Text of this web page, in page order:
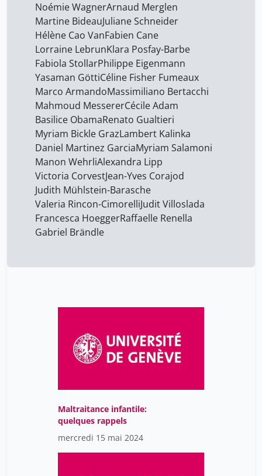
Noémie WagnerArnaud Merglen
Martine BideauJuliane Schneider
Hélène Cao VanFabien Cane
Lorraine LebrunKlara Posfay-Barbe
Fabiola StollarPhilippe Eigenmann
Yasaman GöttiCéline Fisher Fumeaux
Marco ArmandoMassimiliano Bertacchi
Mahmoud MessererCécile Adam
Basilice ObamaRenato Gualtieri
Myriam Bickle GrazLambert Kalinka
Daniel Martinez GarciaMyriam Salamoni
Manon WehrliAlexandra Lipp
Victoria CorvestJean-Yves Corajod
Judith Mühlstein-Barasche
Valeria Rincon-CimorelliJudit Villoslada
Francesca HoeggerRaffaelle Renella
Gabriel Brändle
Maltraitance infantile:
quelques rappels
mercredi 15 mai 2024